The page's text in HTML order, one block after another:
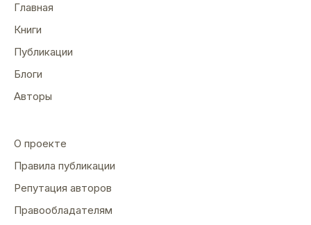
Главная
Книги
Публикации
Блоги
Авторы
О проекте
Правила публикации
Репутация авторов
Правообладателям